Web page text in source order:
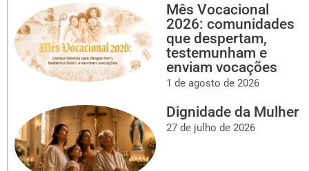
Mês Vocacional
2026: comunidades
que despertam,
testemunham e
enviam vocações
1 de agosto de 2026
Dignidade da Mulher
27 de julho de 2026